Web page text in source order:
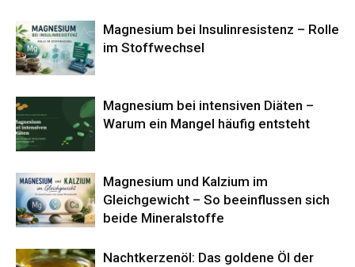
Magnesium bei Insulinresistenz – Rolle
im Stoffwechsel
Magnesium bei intensiven Diäten –
Warum ein Mangel häufig entsteht
Magnesium und Kalzium im
Gleichgewicht – So beeinflussen sich
beide Mineralstoffe
Nachtkerzenöl: Das goldene Öl der